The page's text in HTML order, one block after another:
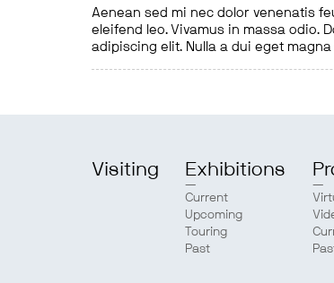
Aenean sed mi nec dolor venenatis
eleifend leo. Vivamus in massa odio.
adipiscing elit. Nulla a dui eget
Visiting Exhibitions
Current
Upcoming
Touring
Past